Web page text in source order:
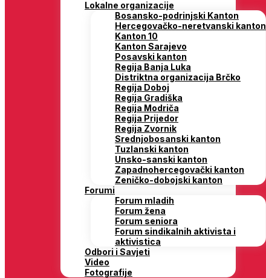
Lokalne organizacije
Bosansko-podrinjski Kanton
Hercegovačko-neretvanski kanton
Kanton 10
Kanton Sarajevo
Posavski kanton
Regija Banja Luka
Distriktna organizacija Brčko
Regija Doboj
Regija Gradiška
Regija Modriča
Regija Prijedor
Regija Zvornik
Srednjobosanski kanton
Tuzlanski kanton
Unsko-sanski kanton
Zapadnohercegovački kanton
Zeničko-dobojski kanton
Forumi
Forum mladih
Forum žena
Forum seniora
Forum sindikalnih aktivista i
aktivistica
Odbori i Savjeti
Video
Fotografije